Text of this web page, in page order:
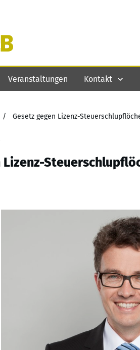
Veranstaltungen Kontakt
/ Gesetz gegen Lizenz-
Lizenz-